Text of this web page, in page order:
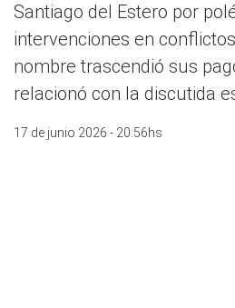
Santiago del Estero por
intervenciones en
nombre trascendió sus
relacionó con la discutida
17 de junio 2026 - 20:56hs